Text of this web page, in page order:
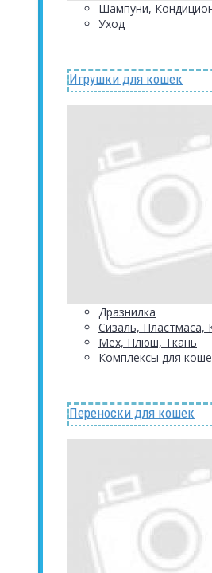
Шампуни,
Уход
Игрушки для кошек
Дразнилка
Сизаль, Пластмаса,
Мех, Плюш, Ткань
Комплексы для
Переноски для кошек